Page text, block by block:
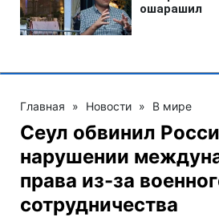
Главная » Новости » В мире
Сеул обвинил
нарушении
права из-за
сотрудничества